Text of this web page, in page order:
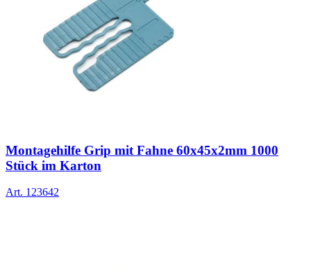
Montagehilfe Grip mit Fahne 60x45x2mm 1000
Stück im Karton
Art. 123642